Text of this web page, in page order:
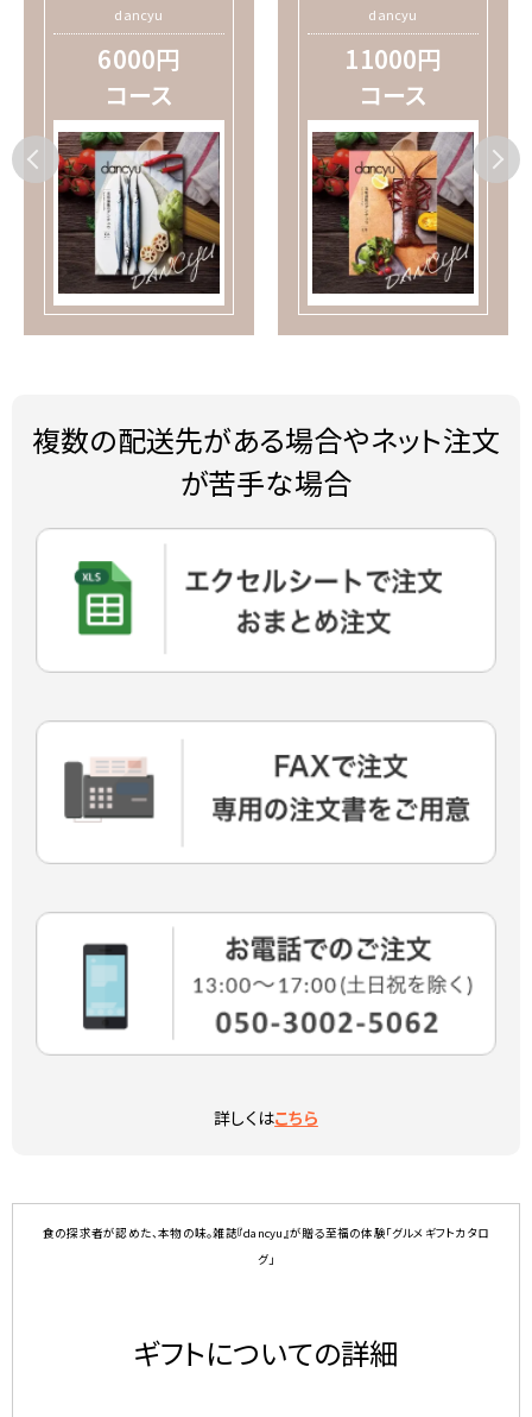
dancyu
6000円
コース
dancyu
11000円
コース
複数の配送先がある場合やネット注文
が苦手な場合
詳しくはこちら
食の探求者が認めた、本物の味。雑誌『dancyu』が贈る至福の体験「グルメギフトカタロ
グ」
ギフトについての詳細